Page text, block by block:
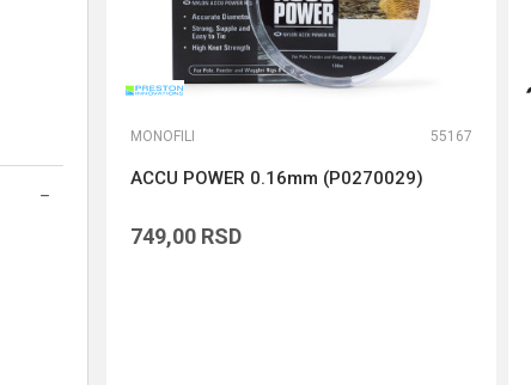
MONOFILI 55167
ACCU POWER 0.16mm (P0270029)
749,00 RSD